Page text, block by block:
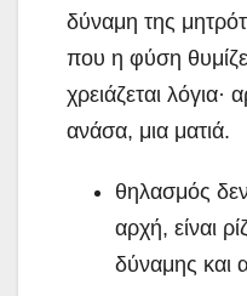
δύναμη της
που η φύση
χρειάζεται λόγια·
ανάσα, μια ματιά.
θηλασμός
αρχή, είναι
δύναμης και